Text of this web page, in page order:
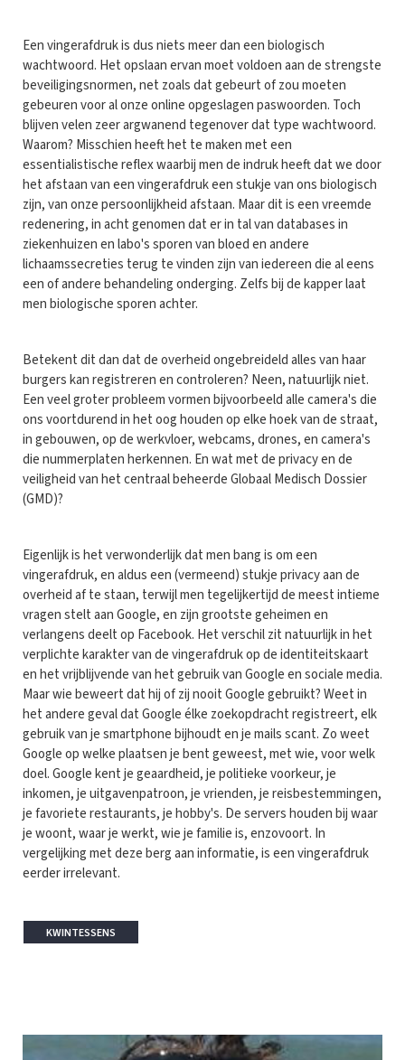
Een vingerafdruk is dus niets meer dan een biologisch
wachtwoord. Het opslaan ervan moet voldoen aan de strengste
beveiligingsnormen, net zoals dat gebeurt of zou moeten
gebeuren voor al onze online opgeslagen paswoorden. Toch
blijven velen zeer argwanend tegenover dat type wachtwoord.
Waarom? Misschien heeft het te maken met een
essentialistische reflex waarbij men de indruk heeft dat we door
het afstaan van een vingerafdruk een stukje van ons biologisch
zijn, van onze persoonlijkheid afstaan. Maar dit is een vreemde
redenering, in acht genomen dat er in tal van databases in
ziekenhuizen en labo's sporen van bloed en andere
lichaamssecreties terug te vinden zijn van iedereen die al eens
een of andere behandeling onderging. Zelfs bij de kapper laat
men biologische sporen achter.
Betekent dit dan dat de overheid ongebreideld alles van haar
burgers kan registreren en controleren? Neen, natuurlijk niet.
Een veel groter probleem vormen bijvoorbeeld alle camera's die
ons voortdurend in het oog houden op elke hoek van de straat,
in gebouwen, op de werkvloer, webcams, drones, en camera's
die nummerplaten herkennen. En wat met de privacy en de
veiligheid van het centraal beheerde Globaal Medisch Dossier
(GMD)?
Eigenlijk is het verwonderlijk dat men bang is om een
vingerafdruk, en aldus een (vermeend) stukje privacy aan de
overheid af te staan, terwijl men tegelijkertijd de meest intieme
vragen stelt aan Google, en zijn grootste geheimen en
verlangens deelt op Facebook. Het verschil zit natuurlijk in het
verplichte karakter van de vingerafdruk op de identiteitskaart
en het vrijblijvende van het gebruik van Google en sociale media.
Maar wie beweert dat hij of zij nooit Google gebruikt? Weet in
het andere geval dat Google élke zoekopdracht registreert, elk
gebruik van je smartphone bijhoudt en je mails scant. Zo weet
Google op welke plaatsen je bent geweest, met wie, voor welk
doel. Google kent je geaardheid, je politieke voorkeur, je
inkomen, je uitgavenpatroon, je vrienden, je reisbestemmingen,
je favoriete restaurants, je hobby's. De servers houden bij waar
je woont, waar je werkt, wie je familie is, enzovoort. In
vergelijking met deze berg aan informatie, is een vingerafdruk
eerder irrelevant.
KWINTESSENS